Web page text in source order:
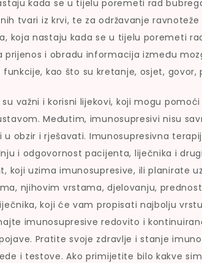
kada se u tijelu poremeti rad
tvari iz krvi, te za održavanje
koja nastaju kada se u tijelu poremeti
prijenos i obradu informacija između
kao što su kretanje, osjet, govor,
važni i korisni lijekovi, koji mogu
Međutim, imunosupresivi nisu
u obzir i rješavati. Imunosupresivna
i odgovornost pacijenta, liječnika i
koji uzima imunosupresive, ili planirate
njihovim vrstama, djelovanju,
koji će vam propisati najbolju
imunosupresive redovito i
Pratite svoje zdravlje i stanje
i testove. Ako primijetite bilo kakve